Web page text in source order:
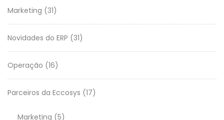
Marketing (31)
Novidades do ERP (31)
Operação (16)
Parceiros da Eccosys (17)
Marketing (5)